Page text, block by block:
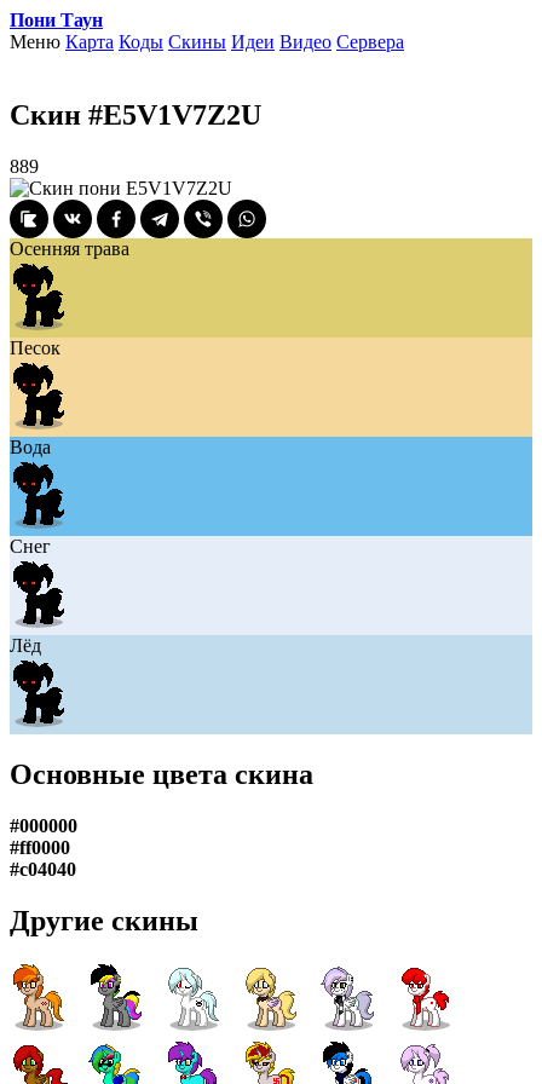
Пони Таун
Меню Карта Коды Скины Идеи Видео Сервера
Скин #E5V1V7Z2U
889
Осенняя трава
Песок
Вода
Снег
Лёд
Основные цвета скина
#000000
#ff0000
#c04040
Другие скины